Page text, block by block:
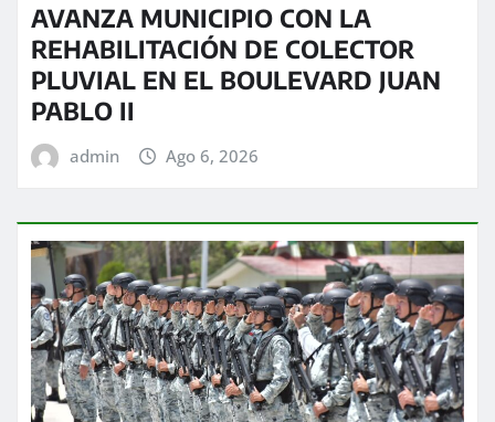
AVANZA MUNICIPIO CON LA
REHABILITACIÓN DE COLECTOR
PLUVIAL EN EL BOULEVARD JUAN
PABLO II
admin Ago 6, 2026